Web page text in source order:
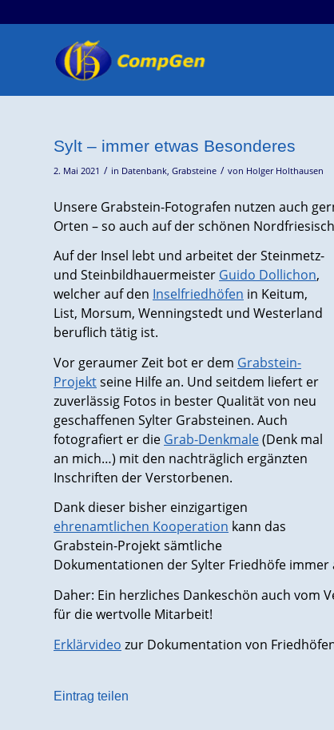
Sylt – immer etwas Besonderes
2. Mai 2021 / in Datenbank, Grabsteine / von Holger Holthausen
Unsere Grabstein-Fotografen nutzen auch
Orten – so auch auf der schönen
Auf der Insel lebt und arbeitet der Steinmetz-
und Steinbildhauermeister Guido Dollichon,
welcher auf den Inselfriedhöfen in Keitum,
List, Morsum, Wenningstedt und Westerland
beruflich tätig ist.
Vor geraumer Zeit bot er dem Grabstein-
Projektseine Hilfe an. Und seitdem liefert er
zuverlässig Fotos in bester Qualität von neu
geschaffenen Sylter Grabsteinen. Auch
fotografiert er die Grab-Denkmale(Denk mal
an mich…) mit den nachträglich ergänzten
Inschriften der Verstorbenen.
Dank dieser bisher einzigartigen
ehrenamtlichen Kooperation kann das
Grabstein-Projekt sämtliche
Dokumentationen der Sylter Friedhöfe
Daher: Ein herzliches Dankeschön auch vom
für die wertvolle Mitarbeit!
Erklärvideo zur Dokumentation von
Eintrag teilen